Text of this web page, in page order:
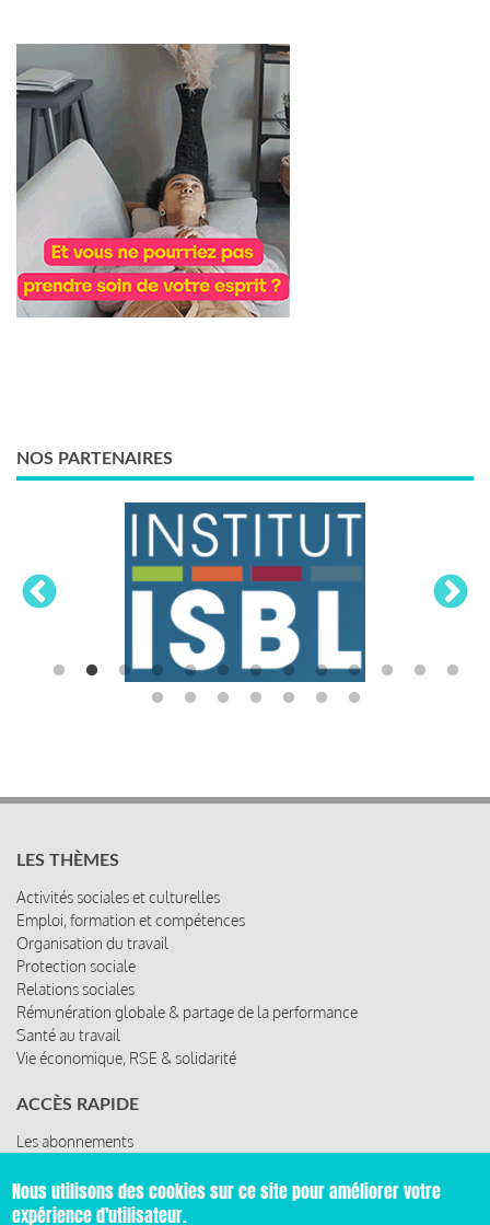
NOS PARTENAIRES
LES THÈMES
Activités sociales et culturelles
Emploi, formation et compétences
Organisation du travail
Protection sociale
Relations sociales
Rémunération globale & partage de la performance
Santé au travail
Vie économique, RSE & solidarité
ACCÈS RAPIDE
Les abonnements
Les ressources
Nous utilisons des cookies sur ce site pour améliorer votre
expérience d'utilisateur.